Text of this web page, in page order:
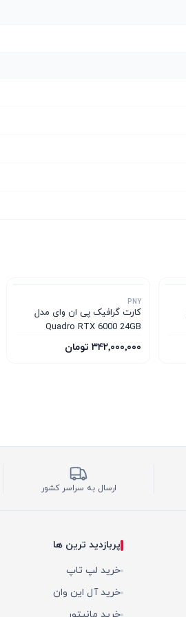
PNY
کارت گرافیک پی ان وای مدل
Quadro RTX 6000 24GB
۳۴۲٬۰۰۰٬۰۰۰ تومان
ارسال به سراسر کشور
پربازدید ترین ها
خرید لپ تاپ
خرید آل این وان